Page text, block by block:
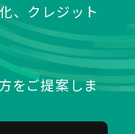
、クレジット
をご提案しま